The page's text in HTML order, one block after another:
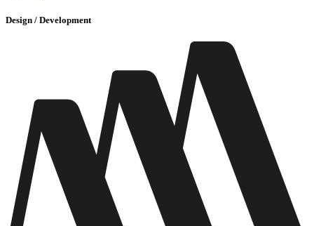
Design / Development